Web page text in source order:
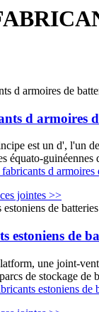
d armoires
est un d', l'un
équato-
d armoires
jointes >>
estoniens de
une joint-
de stockage
estoniens de